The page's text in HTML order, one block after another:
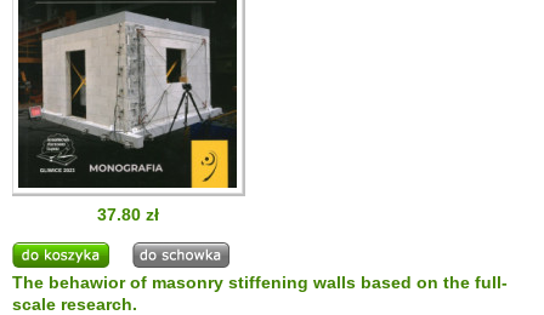
37.80 zł
The behawior of masonry stiffening walls based on the full-
scale research.